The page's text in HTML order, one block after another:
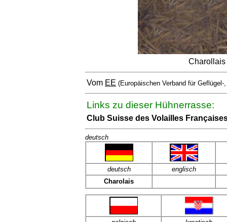
Vom EE (Europäischen Verband für
Links zu dieser Hühnerrasse:
Club Suisse des Volailles
deutsch
deutsch
englisch
Charolais